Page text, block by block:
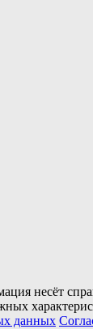
несёт
данных